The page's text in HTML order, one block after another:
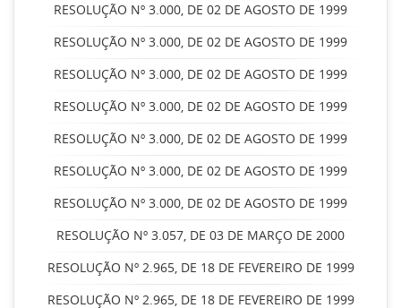
RESOLUÇÃO Nº 3.000, DE 02 DE AGOSTO DE 1999
RESOLUÇÃO Nº 3.000, DE 02 DE AGOSTO DE 1999
RESOLUÇÃO Nº 3.000, DE 02 DE AGOSTO DE 1999
RESOLUÇÃO Nº 3.000, DE 02 DE AGOSTO DE 1999
RESOLUÇÃO Nº 3.000, DE 02 DE AGOSTO DE 1999
RESOLUÇÃO Nº 3.000, DE 02 DE AGOSTO DE 1999
RESOLUÇÃO Nº 3.000, DE 02 DE AGOSTO DE 1999
RESOLUÇÃO Nº 3.057, DE 03 DE MARÇO DE 2000
RESOLUÇÃO Nº 2.965, DE 18 DE FEVEREIRO DE 1999
RESOLUÇÃO Nº 2.965, DE 18 DE FEVEREIRO DE 1999